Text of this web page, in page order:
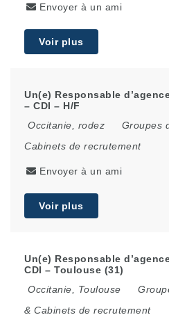
Envoyer à un ami
Voir plus
Un(e) Responsable
– CDI – H/F
Occitanie
rodez
Groupes
Cabinets de recrutement
Envoyer à un ami
Voir plus
Un(e) Responsable
CDI – Toulouse (31)
Occitanie
Toulouse
& Cabinets de recrutement